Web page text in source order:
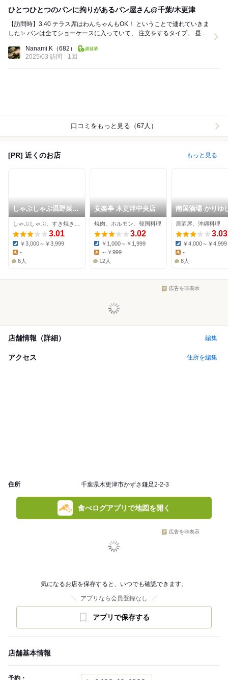
ひとつひとつのパンに拘りがあるパン屋さん@千葉/木更津
【訪問時】3.40 テラス席はわんちゃんもOK！ ということで連れていきま
した✨ パンは全てショーケースに入っていて、 注文をするタイプ。 昼頃
Nanami.K （682）
2025/03 訪問
1回
口コミをもっと見る（67人）
[PR] 近くのお店 もっと見る
しゃぶしゃぶ温野菜
袖ヶ浦店
3.01
Dinner:
￥3,000～￥3,999
Lunch:
-
6人
安楽亭 木更津中央店
焼肉、ホルモン、韓国料理
3.02
Dinner:
￥1,000～￥1,999
Lunch:
～￥999
12人
南国酒場 かりゆ
居酒屋、沖縄料理
3.03
Dinner:
￥4,000～￥4,999
Lunch:
-
8人
広告を非表示
店舗情報（詳細） 編集
アクセス 住所を編集
住所 千葉県木更津市かずさ鎌足2-2-3
食べログアプリで地図を開く
広告を非表示
気になるお店を保存すると、いつでも確認できます。
アプリなら会員登録なし
アプリで保存する
店舗基本情報
予約・